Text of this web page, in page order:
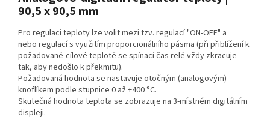
90,5 x 90,5 mm
Pro regulaci teploty lze volit mezi tzv. regulací "ON-OFF" a
nebo regulací s využitím proporcionálního pásma (při přiblížení k
požadované-cílové teplotě se spínací čas relé vždy zkracuje
tak, aby nedošlo k překmitu).
Požadovaná hodnota se nastavuje otočným (analogovým)
knoflíkem podle stupnice 0 až +400 °C.
Skutečná hodnota teplota se zobrazuje na 3-místném digitálním
displeji.